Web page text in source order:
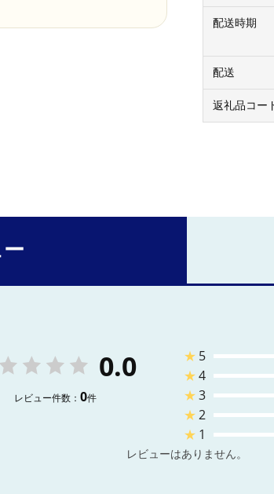
配送時期
配送
返礼品コー
0.0
レビュー件数： 0件
★ 5
★4
★3
★2
★ 1
レビューはありません。